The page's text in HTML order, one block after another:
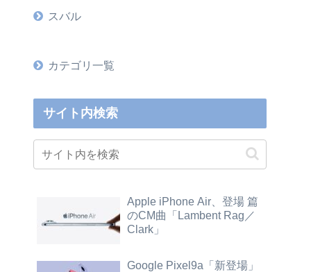
スバル
カテゴリ一覧
サイト内検索
Apple iPhone Air、登場 篇
のCM曲「Lambent Rag／
Clark」
Google Pixel9a「新登場」